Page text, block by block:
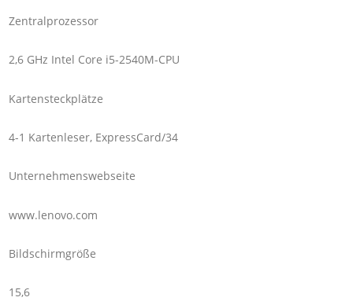
Zentralprozessor
2,6 GHz Intel Core i5-2540M-CPU
Kartensteckplätze
4-1 Kartenleser, ExpressCard/34
Unternehmenswebseite
www.lenovo.com
Bildschirmgröße
15,6